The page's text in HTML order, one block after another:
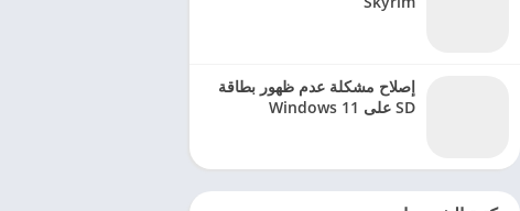
إصلاح مشكلة عدم ظهور بطاقة
SD على Windows 11